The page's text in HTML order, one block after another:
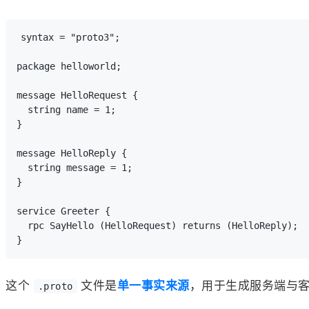
syntax = "proto3";
package helloworld;
message HelloRequest {
  string name = 1;
}
message HelloReply {
  string message = 1;
}
service Greeter {
  rpc SayHello (HelloRequest) returns (HelloReply);
这个 .proto 文件是单一事实来源 ，用于生成服务端与